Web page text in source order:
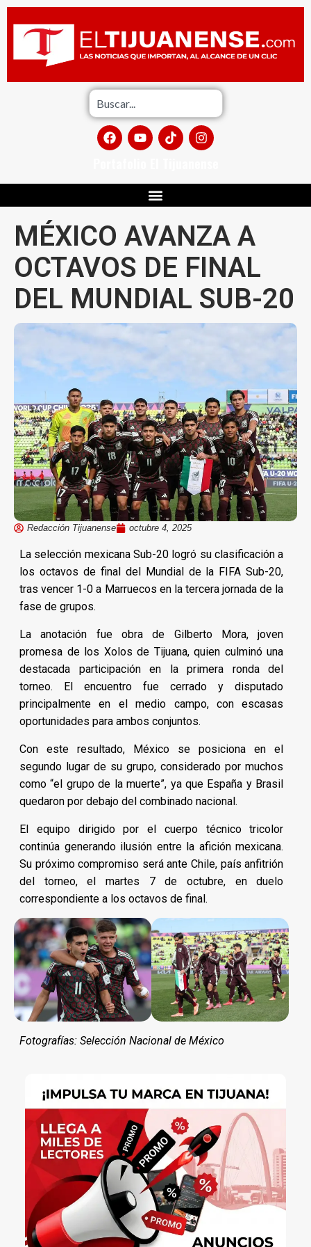
MÉXICO AVANZA A
OCTAVOS DE FINAL
DEL MUNDIAL SUB-20
Redacción Tijuanense octubre 4, 2025
La selección mexicana Sub-20 logró su clasificación a
los octavos de final del Mundial de la FIFA Sub-20,
tras vencer 1-0 a Marruecos en la tercera jornada de la
fase de grupos.
La anotación fue obra de Gilberto Mora, joven
promesa de los Xolos de Tijuana, quien culminó una
destacada participación en la primera ronda del
torneo. El encuentro fue cerrado y disputado
principalmente en el medio campo, con escasas
oportunidades para ambos conjuntos.
Con este resultado, México se posiciona en el
segundo lugar de su grupo, considerado por muchos
como “el grupo de la muerte”, ya que España y Brasil
quedaron por debajo del combinado nacional.
El equipo dirigido por el cuerpo técnico tricolor
continúa generando ilusión entre la afición mexicana.
Su próximo compromiso será ante Chile, país anfitrión
del torneo, el martes 7 de octubre, en duelo
correspondiente a los octavos de final.
Fotografías: Selección Nacional de México